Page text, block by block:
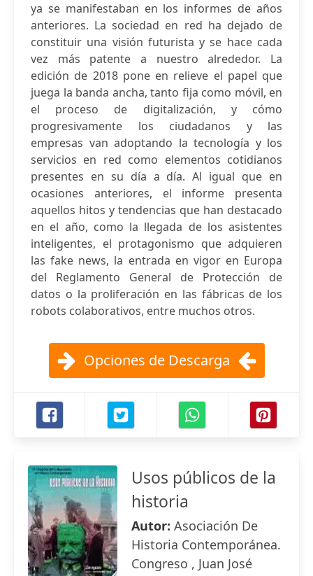
ya se manifestaban en los informes de años
anteriores. La sociedad en red ha dejado de
constituir una visión futurista y se hace cada
vez más patente a nuestro alrededor. La
edición de 2018 pone en relieve el papel que
juega la banda ancha, tanto fija como móvil, en
el proceso de digitalización, y cómo
progresivamente los ciudadanos y las
empresas van adoptando la tecnología y los
servicios en red como elementos cotidianos
presentes en su día a día. Al igual que en
ocasiones anteriores, el informe presenta
aquellos hitos y tendencias que han destacado
en el año, como la llegada de los asistentes
inteligentes, el protagonismo que adquieren
las fake news, la entrada en vigor en Europa
del Reglamento General de Protección de
datos o la proliferación en las fábricas de los
robots colaborativos, entre muchos otros.
Opciones de Descarga
Usos públicos de la
historia
Autor: Asociación De
Historia Contemporánea.
Congreso , Juan José